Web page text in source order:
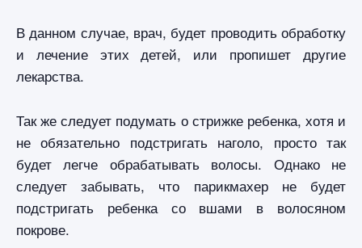
В данном случае, врач, будет проводить обработку
и лечение этих детей, или пропишет другие
лекарства.
Так же следует подумать о стрижке ребенка, хотя и
не обязательно подстригать наголо, просто так
будет легче обрабатывать волосы. Однако не
следует забывать, что парикмахер не будет
подстригать ребенка со вшами в волосяном
покрове.